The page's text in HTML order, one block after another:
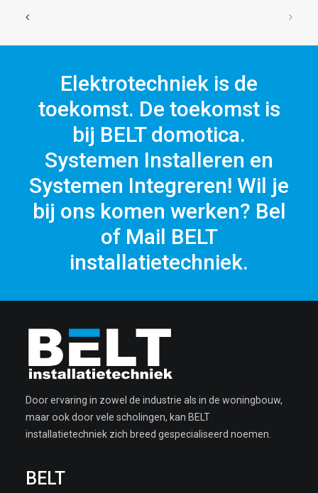
Elektrotechniek is de
toekomst. De toekomst is
bij BELT domotica.
Systemen Installeren en
Systemen Integreren! Wil je
bij ons komen werken? Bel
of Mail BELT
installatietechniek.
Door ervaring in zowel de industrie als in de woningbouw,
maar ook door vele scholingen, kan BELT
installatietechniek zich breed gespecialiseerd noemen.
BELT